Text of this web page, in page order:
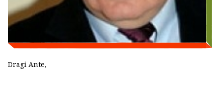
Dragi Ante,